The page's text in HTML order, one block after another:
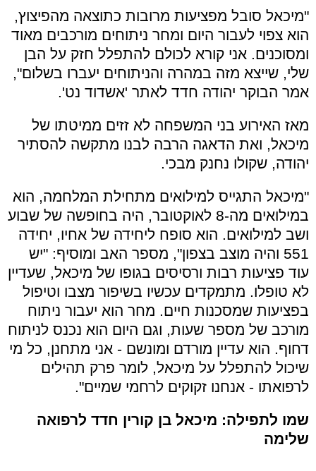
"מיכאל סובל מפציעות מרובות כתוצאה מהפיצוץ,
הוא צפוי לעבור היום ומחר ניתוחים מורכבים מאוד
ומסוכנים. אני קורא לכולם להתפלל חזק על הבן
שלי, שייצא מזה במהרה והניתוחים יעברו בשלום",
אמר הבוקר יהודה חדד לאתר 'אשדוד נט'.
מאז האירוע בני המשפחה לא זזים ממיטתו של
מיכאל, ואת הדאגה הרבה לבנו מתקשה להסתיר
יהודה, שקולו נחנק מבכי.
"מיכאל התגייס למילואים מתחילת המלחמה, הוא
במילואים מה-8 לאוקטובר, היה בחופשה של שבוע
ושב למילואים. הוא סופח ליחידה של אחיו, יחידה
551 והיה מוצב בצפון", מספר האב ומוסיף: "יש
עוד פציעות רבות ורסיסים בגופו של מיכאל, שעדיין
לא טופלו. מתמקדים עכשיו בשיפור מצבו וטיפול
בפציעות שמסכנות חיים. מחר הוא יעבור ניתוח
מורכב של מספר שעות, וגם היום הוא נכנס לניתוח
דחוף. הוא עדיין מורדם ומונשם - אני מתחנן, כל מי
שיכול להתפלל על מיכאל, לומר פרק תהילים
לרפואתו - אנחנו זקוקים לרחמי שמיים".
שמו לתפילה: מיכאל בן קורין חדד לרפואה
שלימה